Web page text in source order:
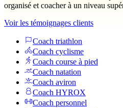
organisé et coacher à un niveau
Voir les témoignages clients
Coach triathlon
Coach cyclisme
Coach course à pied
Coach natation
Coach aviron
Coach HYROX
Coach personnel